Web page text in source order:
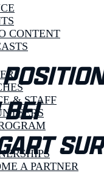
CONTENT
& STAFF
A PARTNER